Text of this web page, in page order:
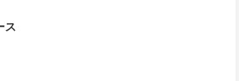
ス